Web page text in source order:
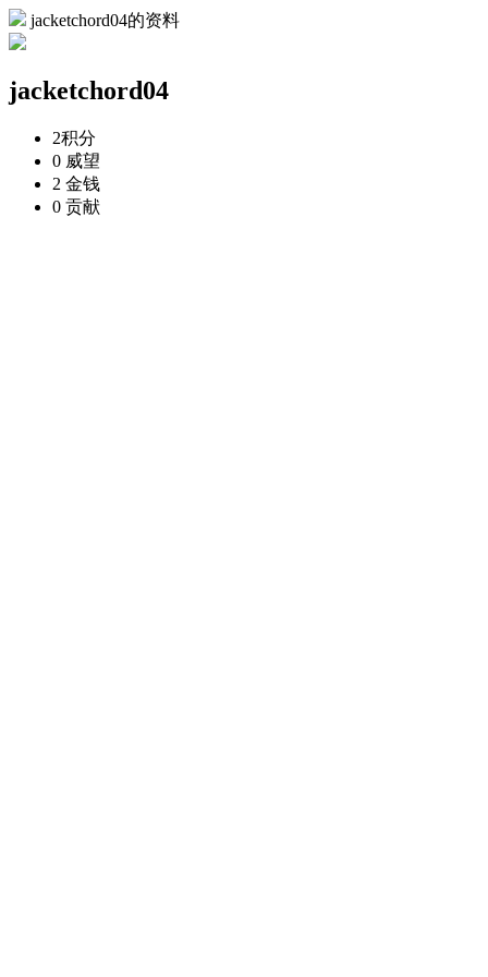
jacketchord04的资料
jacketchord04
2积分
0 威望
2 金钱
0 贡献